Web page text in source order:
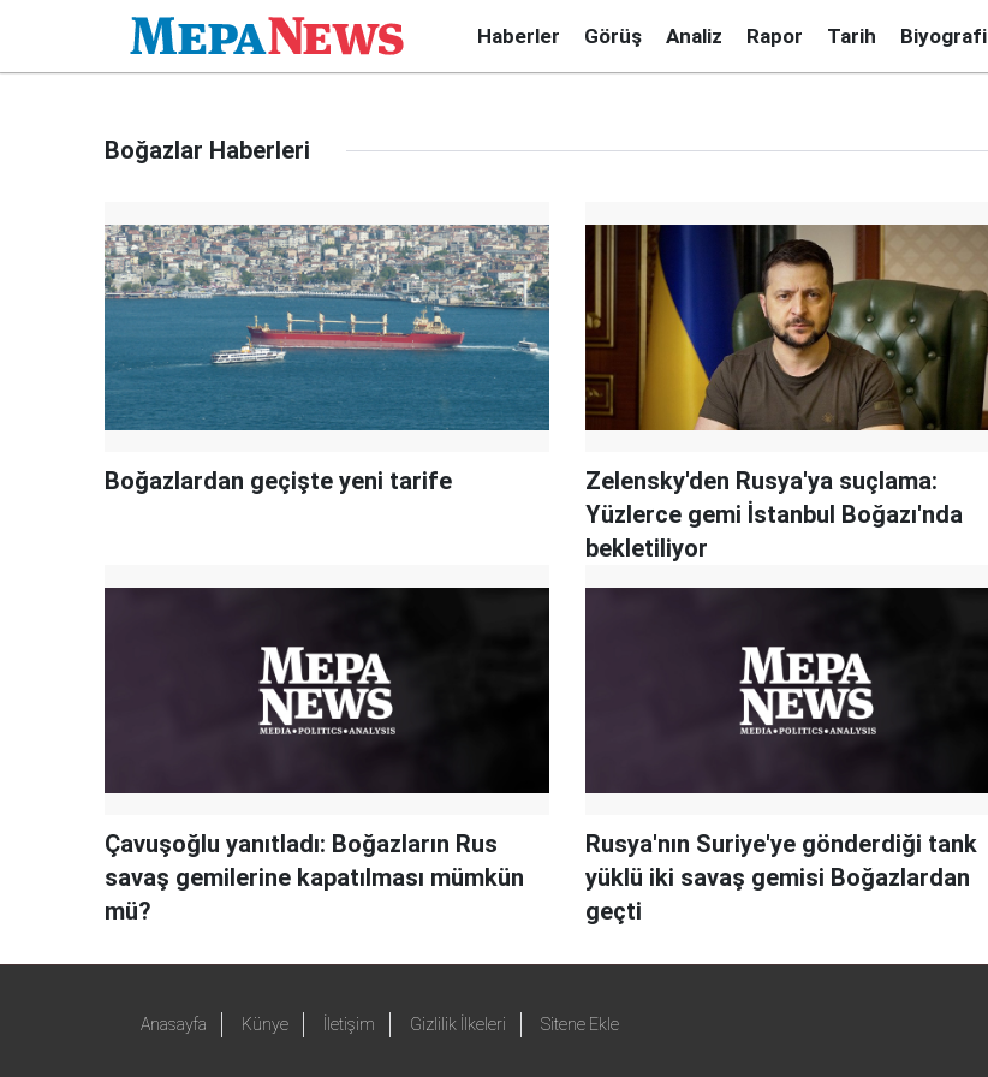
Haberler Görüş Analiz Rapor Tarih Biyografi
Boğazlar Haberleri
Boğazlardan geçişte yeni tarife
Zelensky'den Rusya'ya suçlama:
Yüzlerce gemi İstanbul Boğazı'nda
bekletiliyor
Çavuşoğlu yanıtladı: Boğazların Rus
savaş gemilerine kapatılması mümkün
mü?
Rusya'nın Suriye'ye gönderdiği tank
yüklü iki savaş gemisi Boğazlardan
geçti
Anasayfa Künye İletişim Gizlilik İlkeleri Sitene Ekle